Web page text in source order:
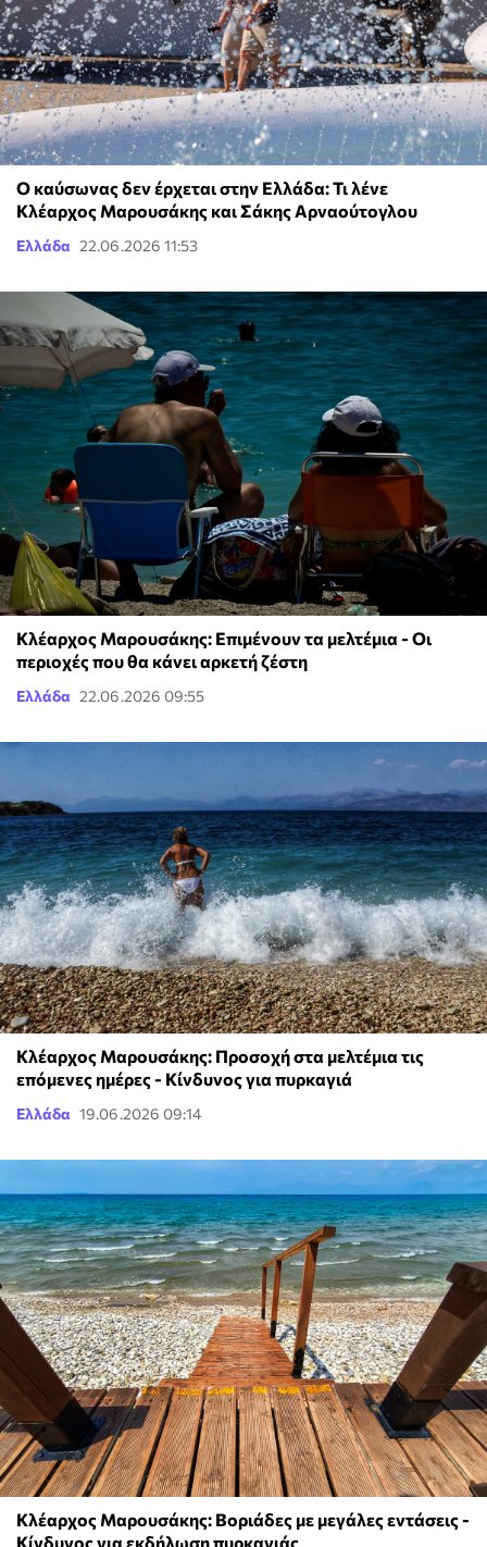
Ο καύσωνας δεν έρχεται στην Ελλάδα: Τι λένε
Κλέαρχος Μαρουσάκης και Σάκης Αρναούτογλου
Ελλάδα 22.06.2026 11:53
Κλέαρχος Μαρουσάκης: Επιμένουν τα μελτέμια - Οι
περιοχές που θα κάνει αρκετή ζέστη
Ελλάδα 22.06.2026 09:55
Κλέαρχος Μαρουσάκης: Προσοχή στα μελτέμια τις
επόμενες ημέρες - Κίνδυνος για πυρκαγιά
Ελλάδα 19.06.2026 09:14
Κλέαρχος Μαρουσάκης: Βοριάδες με μεγάλες εντάσεις -
Κίνδυνος για εκδήλωση πυρκαγιάς